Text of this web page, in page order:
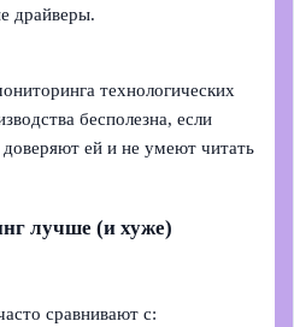
драйверы.
технологических
бесполезна, если
ей и не умеют читать
лучше (и хуже)
сравнивают с: